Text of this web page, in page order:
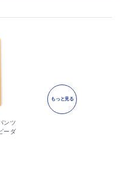
ンツ
ーダ
もっと見る